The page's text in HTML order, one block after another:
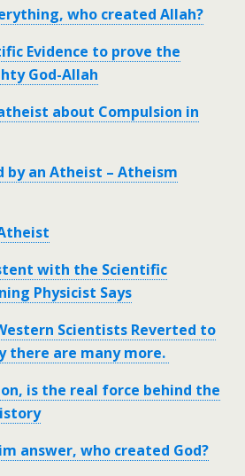
who created Allah?
Evidence to prove the
God-Allah
about Compulsion in
by an Atheist – Atheism
with the Scientific
Physicist Says
Scientists Reverted to
there are many more.
is the real force behind the
answer, who created God?